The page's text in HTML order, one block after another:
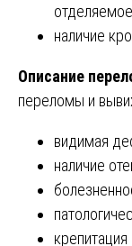
наличие
Описание
переломы и
видимая
наличие